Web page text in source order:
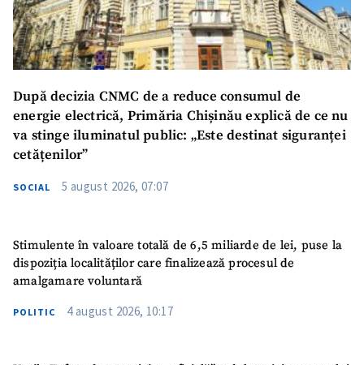
După decizia CNMC de a reduce consumul de
energie electrică, Primăria Chișinău explică de ce nu
va stinge iluminatul public: „Este destinat siguranței
cetățenilor”
SOCIAL 5 august 2026, 07:07
Stimulente în valoare totală de 6,5 miliarde de lei, puse la
dispoziția localităților care finalizează procesul de
amalgamare voluntară
POLITIC 4 august 2026, 10:17